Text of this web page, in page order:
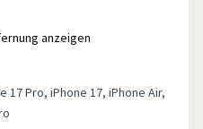
anzeigen
17 Pro, iPhone 17, iPhone Air,